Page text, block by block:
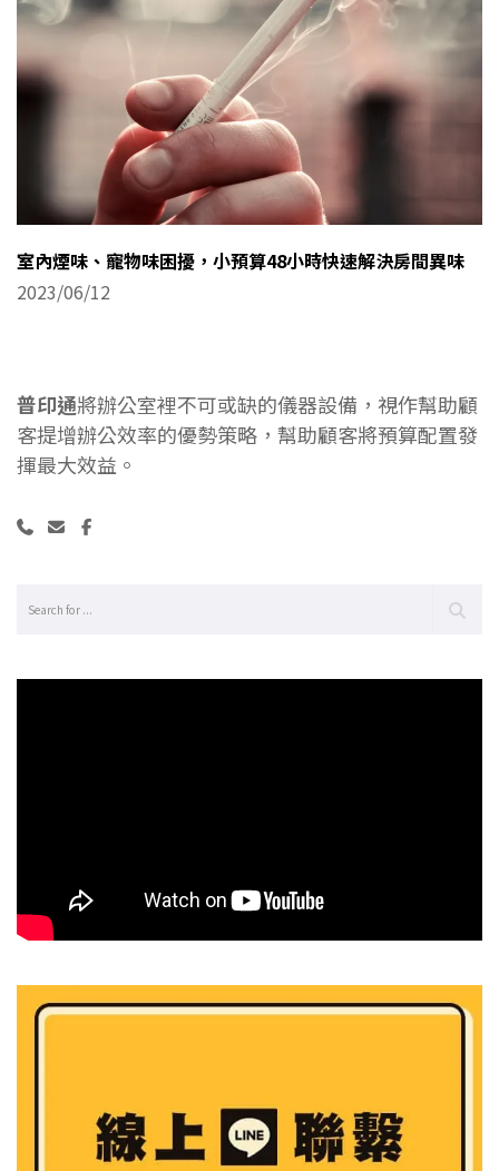
室內煙味、寵物味困擾，小預算48小時快速解決房間異味
2023/06/12
普印通將辦公室裡不可或缺的儀器設備，視作幫助顧
客提增辦公效率的優勢策略，幫助顧客將預算配置發
揮最大效益。